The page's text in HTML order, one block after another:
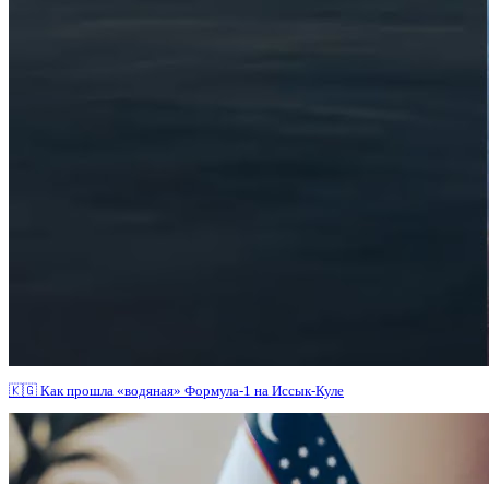
🇰🇬 Как прошла «водяная» Формула-1 на Иссык-Куле